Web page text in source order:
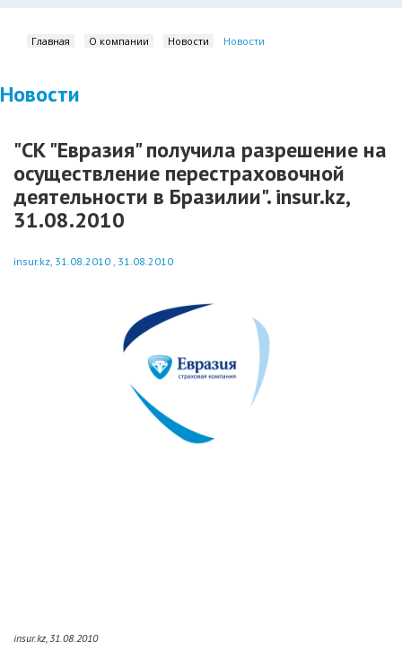
Главная О компании Новости Новости
Новости
"СК "Евразия" получила разрешение на
осуществление перестраховочной
деятельности в Бразилии". insur.kz,
31.08.2010
insur.kz, 31.08.2010 , 31.08.2010
insur.kz, 31.08.2010